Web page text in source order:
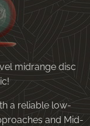
midrange disc
a reliable low-
and Mid-